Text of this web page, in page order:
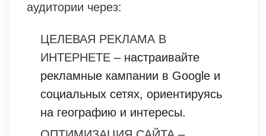
аудитории через:
ЦЕЛЕВАЯ РЕКЛАМА В
ИНТЕРНЕТЕ – настраивайте
рекламные кампании в Google и
социальных сетях, ориентируясь
на географию и интересы.